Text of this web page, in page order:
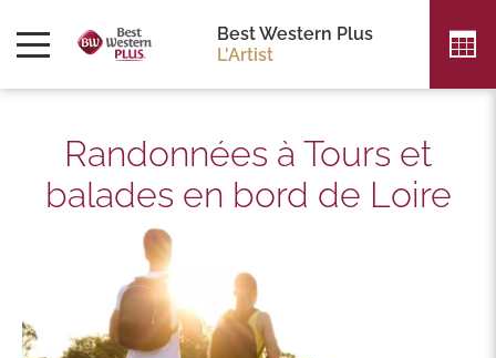
Best Western Plus
L'Artist
Randonnées à Tours et
balades en bord de Loire